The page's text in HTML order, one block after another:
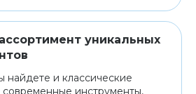
уникальных
найдете и классические
инструменты,